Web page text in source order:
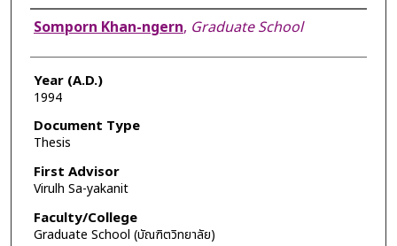
Author
Somporn Khan-ngern, Graduate School
Year (A.D.)
1994
Document Type
Thesis
First Advisor
Virulh Sa-yakanit
Faculty/College
Graduate School (บัณฑิตวิทยาลัย)